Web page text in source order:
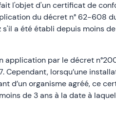
l'objet d'un certificat de
du décret n° 62-608
a été établi depuis moins
par le décret
lorsqu’une
d’un organisme agréé, ce
de 3 ans à la date à